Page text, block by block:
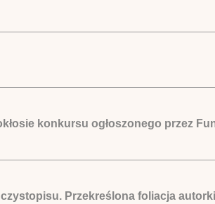
konkursu ogłoszonego przez
Przekreślona foliacja